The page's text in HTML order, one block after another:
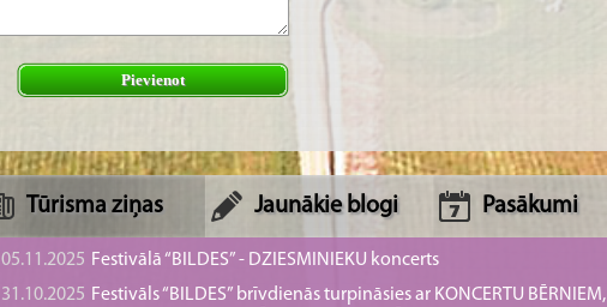
Pievienot
Tūrisma ziņas Jaunākie blogi Pasākumi
05.11.2025 Festivālā “BILDES” - DZIESMINIEKU koncerts
31.10.2025 Festivāls “BILDES” brīvdienās turpināsies ar KONCERTU BĒRNIEM,